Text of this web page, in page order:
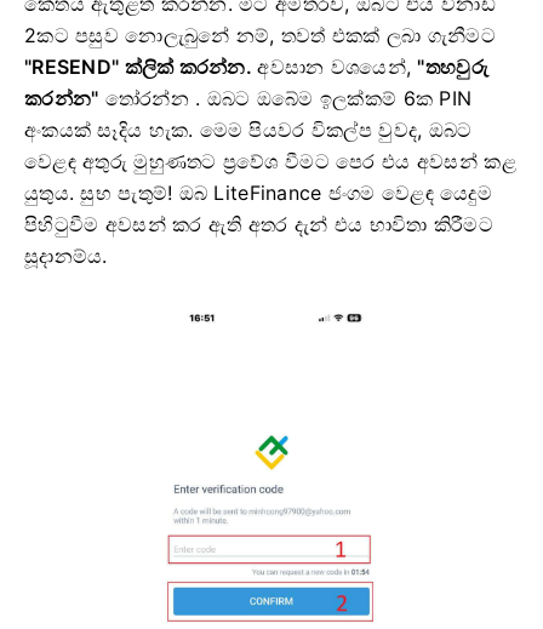
2කට පසුව නොලැබුනේ නම්, තවත් එකක් ලබා ගැනීමට
"RESEND" ක්ලික් කරන්න.අවසාන වශයෙන්, "තහවුරු
කරන්න" තෝරන්න . ඔබට ඔබේම ඉලක්කම් 6ක PIN
අංකයක් සෑදිය හැක. මෙම පියවර විකල්ප වුවද, ඔබට
වෙළඳ අතුරු මුහුණතට ප්‍රවේශ වීමට පෙර එය අවසන් කළ
යුතුය.සුභ පැතුම්! ඔබ LiteFinance ජංගම වෙළඳ යෙදුම
පිහිටුවීම අවසන් කර ඇති අතර දැන් එය භාවිතා කිරීමට
සූදානම්ය.